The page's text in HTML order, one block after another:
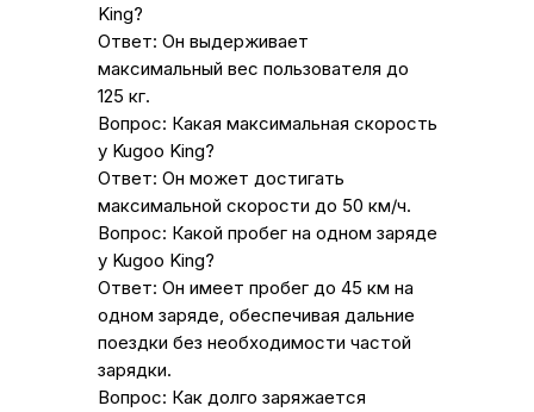
King?
Ответ: Он выдерживает
максимальный вес пользователя до
125 кг.
Вопрос: Какая максимальная скорость
у Kugoo King?
Ответ: Он может достигать
максимальной скорости до 50 км/ч.
Вопрос: Какой пробег на одном заряде
у Kugoo King?
Ответ: Он имеет пробег до 45 км на
одном заряде, обеспечивая дальние
поездки без необходимости частой
зарядки.
Вопрос: Как долго заряжается